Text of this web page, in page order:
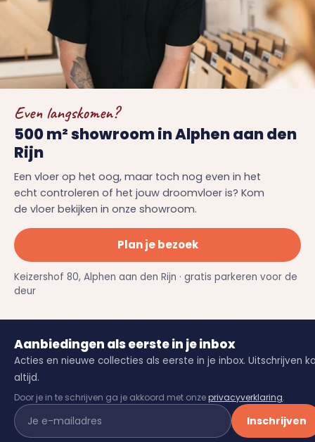
Even langskomen?
500 m² showroom in Alphen aan den
Rijn
Een vloer op het oog, maar toch nog even in het
echt controleren of het jouw droomvloer is? Kom
de vloer bekijken in onze showroom.
Plan je bezoek
Keizershof 80, Alphen aan den Rijn · gratis parkeren voor de
deur
Aanbiedingen als eerste in je inbox
Acties en nieuwe collecties als eerste in je inbox. Uitschrijven
altijd.
Door je in te schrijven ga je akkoord met onzeprivacyverklaring.
Inschrijven